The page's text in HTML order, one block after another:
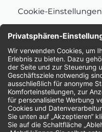
Cookie-Einstellungen
Bewertungen